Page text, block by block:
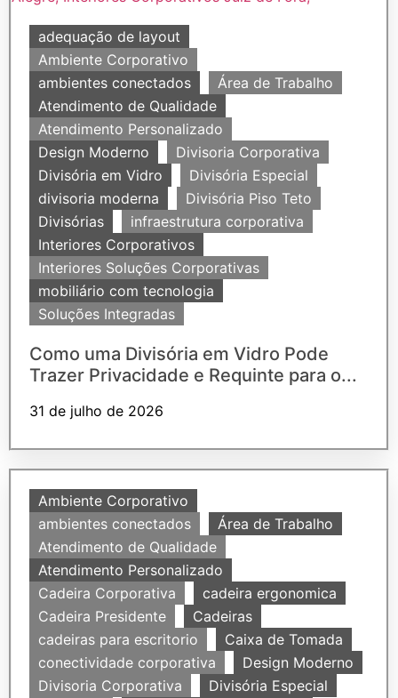
adequação de layout
Ambiente Corporativo
ambientes conectados
Área de Trabalho
Atendimento de Qualidade
Atendimento Personalizado
Design Moderno
Divisoria Corporativa
Divisória em Vidro
Divisória Especial
divisoria moderna
Divisória Piso Teto
Divisórias
infraestrutura corporativa
Interiores Corporativos
Interiores Soluções Corporativas
mobiliário com tecnologia
Soluções Integradas
Como uma Divisória em Vidro Pode
Trazer Privacidade e Requinte para o...
31 de julho de 2026
Ambiente Corporativo
ambientes conectados
Área de Trabalho
Atendimento de Qualidade
Atendimento Personalizado
Cadeira Corporativa
cadeira ergonomica
Cadeira Presidente
Cadeiras
cadeiras para escritorio
Caixa de Tomada
conectividade corporativa
Design Moderno
Divisoria Corporativa
Divisória Especial